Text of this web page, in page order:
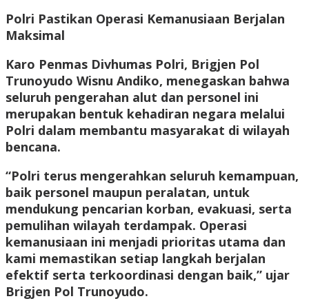
Polri Pastikan Operasi Kemanusiaan Berjalan
Maksimal
Karo Penmas Divhumas Polri, Brigjen Pol
Trunoyudo Wisnu Andiko, menegaskan bahwa
seluruh pengerahan alut dan personel ini
merupakan bentuk kehadiran negara melalui
Polri dalam membantu masyarakat di wilayah
bencana.
“Polri terus mengerahkan seluruh kemampuan,
baik personel maupun peralatan, untuk
mendukung pencarian korban, evakuasi, serta
pemulihan wilayah terdampak. Operasi
kemanusiaan ini menjadi prioritas utama dan
kami memastikan setiap langkah berjalan
efektif serta terkoordinasi dengan baik,” ujar
Brigjen Pol Trunoyudo.